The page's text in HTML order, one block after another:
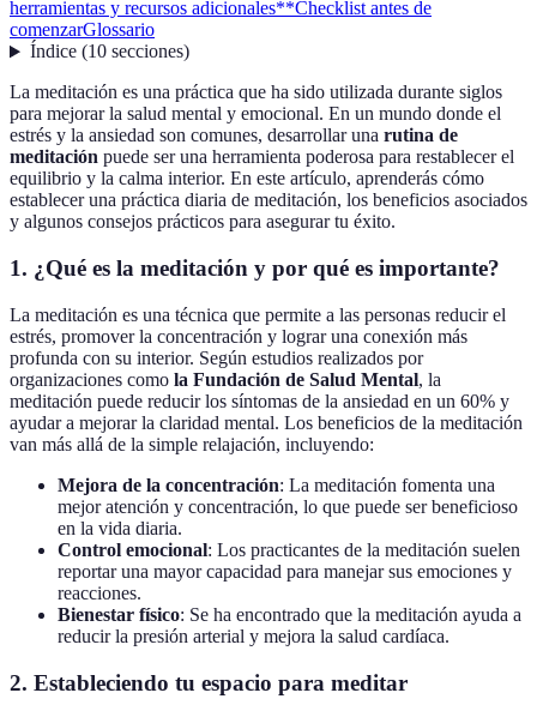
herramientas y recursos adicionales**Checklist antes de
comenzarGlossario
Índice(10 secciones)
La meditación es una práctica que ha sido utilizada durante siglos
para mejorar la salud mental y emocional. En un mundo donde el
estrés y la ansiedad son comunes, desarrollar una rutina de
meditación puede ser una herramienta poderosa para restablecer el
equilibrio y la calma interior. En este artículo, aprenderás cómo
establecer una práctica diaria de meditación, los beneficios asociados
y algunos consejos prácticos para asegurar tu éxito.
1. ¿Qué es la meditación y por qué es importante?
La meditación es una técnica que permite a las personas reducir el
estrés, promover la concentración y lograr una conexión más
profunda con su interior. Según estudios realizados por
organizaciones como la Fundación de Salud Mental, la
meditación puede reducir los síntomas de la ansiedad en un 60% y
ayudar a mejorar la claridad mental. Los beneficios de la meditación
van más allá de la simple relajación, incluyendo:
Mejora de la concentración: La meditación fomenta una
mejor atención y concentración, lo que puede ser beneficioso
en la vida diaria.
Control emocional: Los practicantes de la meditación suelen
reportar una mayor capacidad para manejar sus emociones y
reacciones.
Bienestar físico: Se ha encontrado que la meditación ayuda a
reducir la presión arterial y mejora la salud cardíaca.
2. Estableciendo tu espacio para meditar